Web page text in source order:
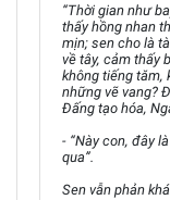
“Thời gian như
thấy hồng nhan
mịn; sen cho là
về tây, cảm thấy
không tiếng tăm,
những vẽ vang?
Đấng tạo hóa,
- “Này con, đây
qua”.
Sen vẫn phản